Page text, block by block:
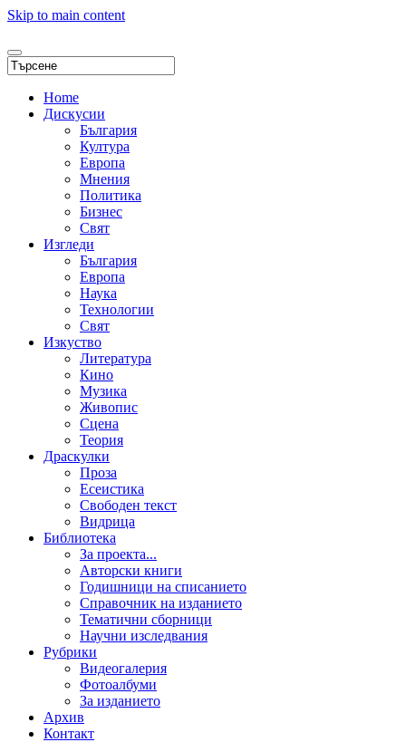
Skip to main content
Home
Дискусии
България
Култура
Европа
Мнения
Политика
Бизнес
Свят
Изгледи
България
Европа
Наука
Технологии
Свят
Изкуство
Литература
Кино
Музика
Живопис
Сцена
Теория
Драскулки
Проза
Есеистика
Свободен текст
Видрица
Библиотека
За проекта...
Авторски книги
Годишници на списанието
Справочник на изданието
Тематични сборници
Научни изследвания
Рубрики
Видеогалерия
Фотоалбуми
За изданието
Архив
Контакт